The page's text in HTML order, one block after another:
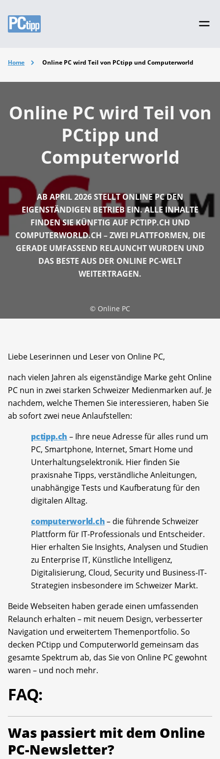
Home Online PC wird Teil von PCtipp und Computerworld
Online PC wird Teil von
PCtipp und
Computerworld
AB APRIL 2026 STELLT ONLINE PC DEN
EIGENSTÄNDIGEN BETRIEB EIN. ALLE INHALTE
FINDEN SIE KÜNFTIG AUF PCTIPP.CH UND
COMPUTERWORLD.CH – ZWEI PLATTFORMEN, DIE
GERADE UMFASSEND RELAUNCHT WURDEN UND
DAS BESTE AUS DER ONLINE PC-WELT
WEITERTRAGEN.
© Online PC
Liebe Leserinnen und Leser von Online PC,
nach vielen Jahren als eigenständige Marke geht Online
PC nun in zwei starken Schweizer Medienmarken auf. Je
nachdem, welche Themen Sie interessieren, haben Sie
ab sofort zwei neue Anlaufstellen:
pctipp.ch – Ihre neue Adresse für alles rund um
PC, Smartphone, Internet, Smart Home und
Unterhaltungselektronik. Hier finden Sie
praxisnahe Tipps, verständliche Anleitungen,
unabhängige Tests und Kaufberatung für den
digitalen Alltag.
computerworld.ch– die führende Schweizer
Plattform für IT-Professionals und Entscheider.
Hier erhalten Sie Insights, Analysen und Studien
zu Enterprise IT, Künstliche Intelligenz,
Digitalisierung, Cloud, Security und Business-IT-
Strategien insbesondere im Schweizer Markt.
Beide Webseiten haben gerade einen umfassenden
Relaunch erhalten – mit neuem Design, verbesserter
Navigation und erweitertem Themenportfolio. So
decken PCtipp und Computerworld gemeinsam das
gesamte Spektrum ab, das Sie von Online PC gewohnt
waren – und noch mehr.
FAQ:
Was passiert mit dem Online
PC-Newsletter?